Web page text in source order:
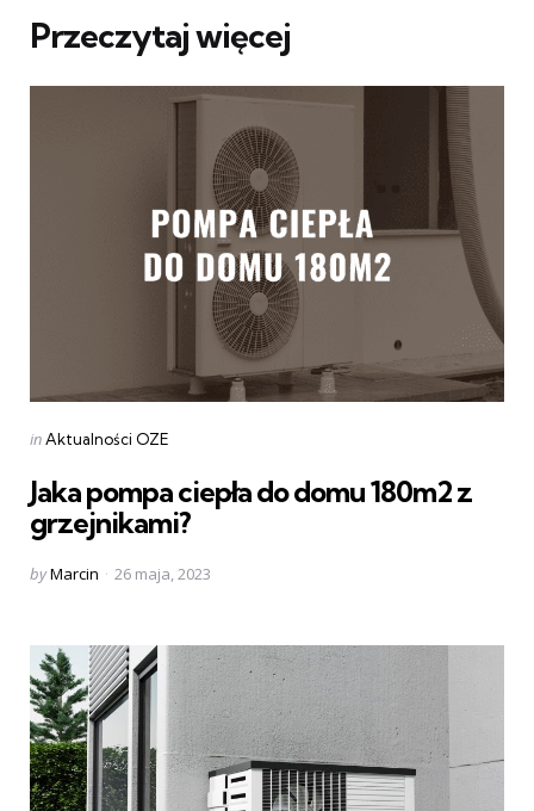
Przeczytaj więcej
Categories
Posted
inAktualności OZE
Jaka pompa ciepła do domu 180m2 z
grzejnikami?
Posted
byMarcin 26 maja, 2023